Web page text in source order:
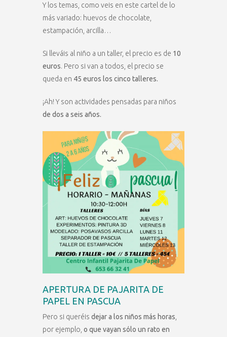
Y los temas, como veis en este cartel de lo
más variado: huevos de chocolate,
estampación, arcilla…
Si lleváis al niño a un taller, el precio es de 10
euros. Pero si van a todos, el precio se
queda en 45 euros los cinco talleres.
¡Ah! Y son actividades pensadas para niños
de dos a seis años.
APERTURA DE PAJARITA DE
PAPEL EN PASCUA
Pero si queréis dejar a los niños más horas
por ejemplo, o que vayan sólo un rato en